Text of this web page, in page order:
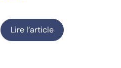
Lire l’article